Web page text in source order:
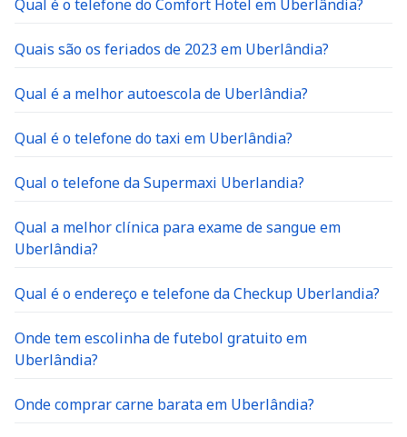
Qual é o telefone do Comfort Hotel em Uberlândia?
Quais são os feriados de 2023 em Uberlândia?
Qual é a melhor autoescola de Uberlândia?
Qual é o telefone do taxi em Uberlândia?
Qual o telefone da Supermaxi Uberlandia?
Qual a melhor clínica para exame de sangue em
Uberlândia?
Qual é o endereço e telefone da Checkup Uberlandia?
Onde tem escolinha de futebol gratuito em
Uberlândia?
Onde comprar carne barata em Uberlândia?